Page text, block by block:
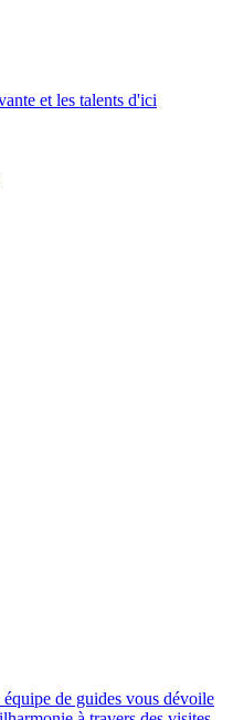
et les talents d'ici
de guides vous dévoile